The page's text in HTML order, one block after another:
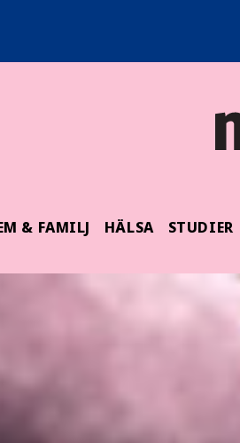
& FAMILJ HÄLSA STUDIER